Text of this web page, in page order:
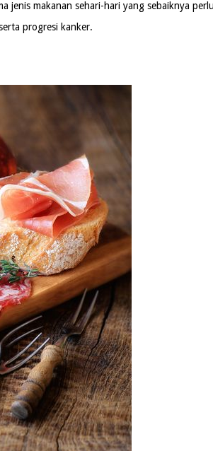
jenis makanan sehari-hari yang sebaiknya
progresi kanker.